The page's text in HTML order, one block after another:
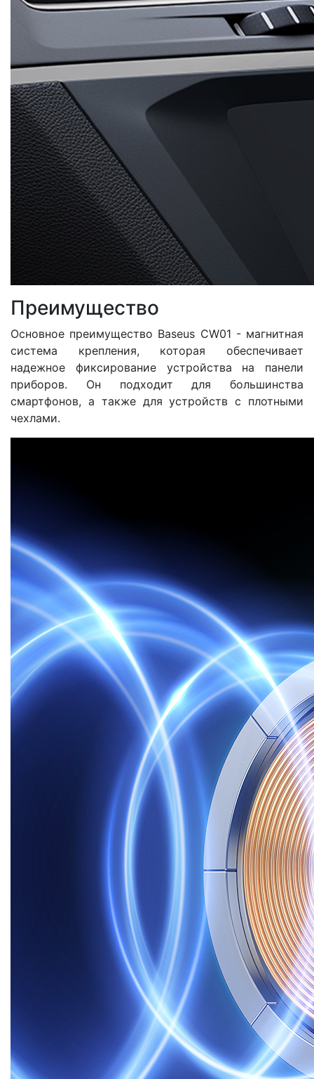
Преимущество
Основное преимущество Baseus CW01 - магнитная
система крепления, которая обеспечивает
надежное фиксирование устройства на панели
приборов. Он подходит для большинства
смартфонов, а также для устройств с плотными
чехлами.